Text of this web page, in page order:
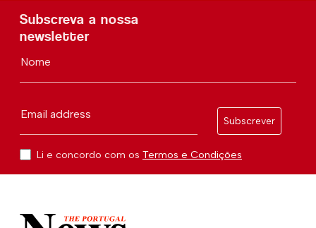
Subscreva a nossa
newsletter
Nome
Email address
Subscrever
Li e concordo com os Termos e Condições